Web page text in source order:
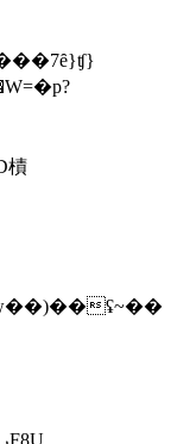
ʢ~��